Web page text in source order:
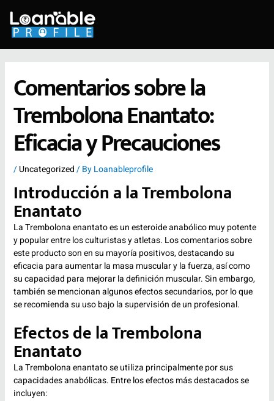
content
Comentarios sobre la
Trembolona Enantato:
Eficacia y Precauciones
/Uncategorized/ ByLoanableprofile
Introducción a la Trembolona
Enantato
La Trembolona enantato es un esteroide anabólico muy potente
y popular entre los culturistas y atletas. Los comentarios sobre
este producto son en su mayoría positivos, destacando su
eficacia para aumentar la masa muscular y la fuerza, así como
su capacidad para mejorar la definición muscular. Sin embargo,
también se mencionan algunos efectos secundarios, por lo que
se recomienda su uso bajo la supervisión de un profesional.
Efectos de la Trembolona
Enantato
La Trembolona enantato se utiliza principalmente por sus
capacidades anabólicas. Entre los efectos más destacados se
incluyen: